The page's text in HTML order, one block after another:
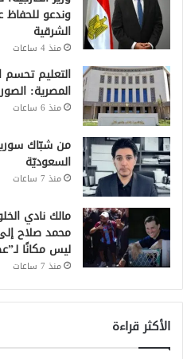
وندعو للحفاظ
الشرقية
منذ 4 ساعات
التعليم تحسم
المصرية:
منذ 6 ساعات
من شبّاك
السعوديّة
منذ 7 ساعات
مالك نادي
محمد صلاح
ليس مكانًا
منذ 7 ساعات
الأكثر قراءة